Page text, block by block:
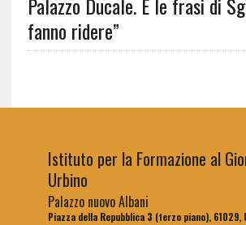
fanno ridere”
Istituto per la Formazione al
Urbino
Palazzo nuovo Albani
Piazza della Repubblica 3 (terzo piano), 61029,